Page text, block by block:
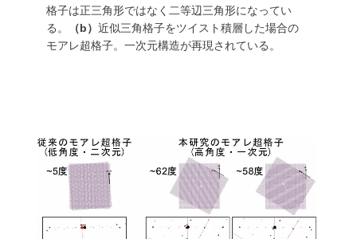
格子は正三角形ではなく二等辺三角形になってい
る。
（b）近似三角格子をツイスト積層した場合の
モアレ超格子。一次元構造が再現されている。